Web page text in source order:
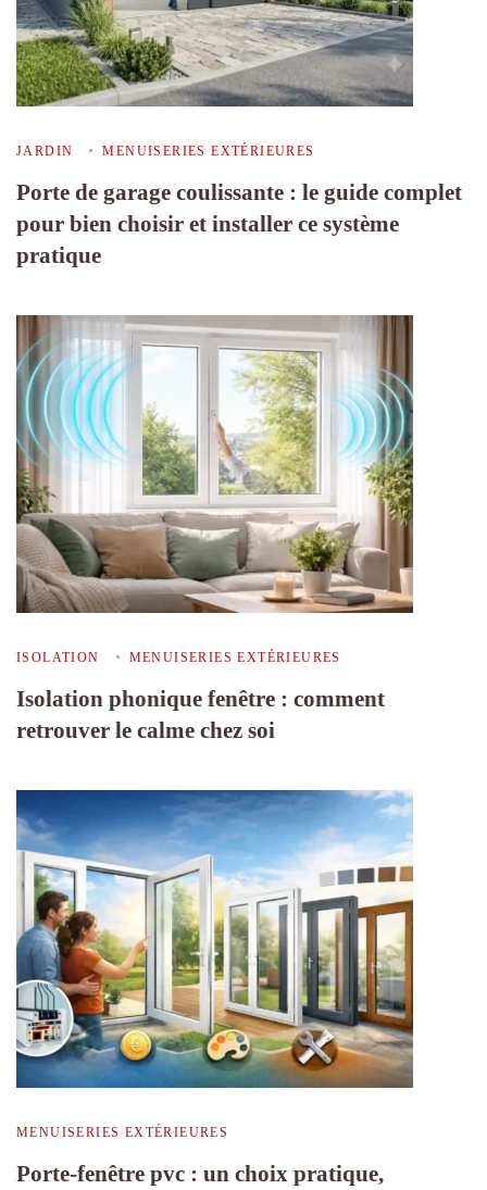
JARDIN MENUISERIES EXTÉRIEURES
Porte de garage coulissante : le guide complet
pour bien choisir et installer ce système
pratique
ISOLATION MENUISERIES EXTÉRIEURES
Isolation phonique fenêtre : comment
retrouver le calme chez soi
MENUISERIES EXTÉRIEURES
Porte-fenêtre pvc : un choix pratique,